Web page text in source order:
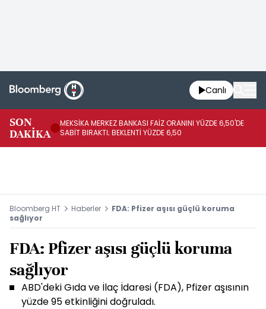
Canlı
SON
DAKİKA
MEKSİKA MERKEZ BANKASI FAİZ ORANINI YÜZDE 6,50'DE
SABİT BIRAKTI; BEKLENTİ YÜZDE 6,50
Bloomberg HT Haberler
FDA: Pfizer aşısı güçlü koruma
sağlıyor
FDA: Pfizer aşısı güçlü koruma
sağlıyor
ABD'deki Gıda ve İlaç İdaresi (FDA), Pfizer aşısının
yüzde 95 etkinliğini doğruladı.